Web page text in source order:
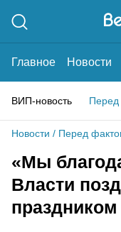
Главное Новости
ВИП-новость
Новости / Перед
«Мы
Власти
праздником